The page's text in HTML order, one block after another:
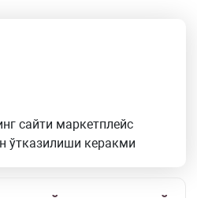
сайти маркетплейс
ўтказилиши керакми